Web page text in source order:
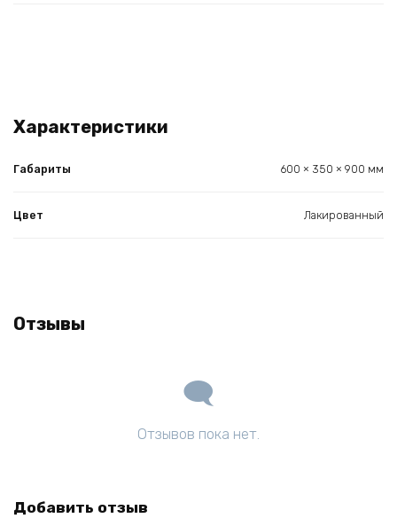
Характеристики
Габариты 600 × 350 × 900 мм
Цвет Лакированный
Отзывы
Отзывов пока нет.
Добавить отзыв